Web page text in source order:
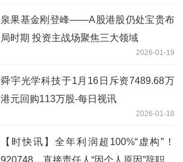
泉果基金刚登峰——A股港股仍处宝贵布
局时期 投资主战场聚焦三大领域
2026-01-19
舜宇光学科技于1月16日斥资7489.68万
港元回购113万股-每日视讯
2026-01-18
【时快讯】全年利润超100%“虚构”！
920748，直接责任人“因个人原因”辞职